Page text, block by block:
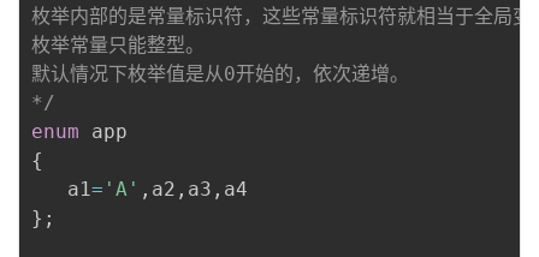
枚举内部的是常量标识符，这些常量标识符就相当于全局
枚举常量只能整型。
默认情况下枚举值是从0开始的，依次递增。
*/
enum
{
   a1
= 'A' , a2 , a3 ,
} ;